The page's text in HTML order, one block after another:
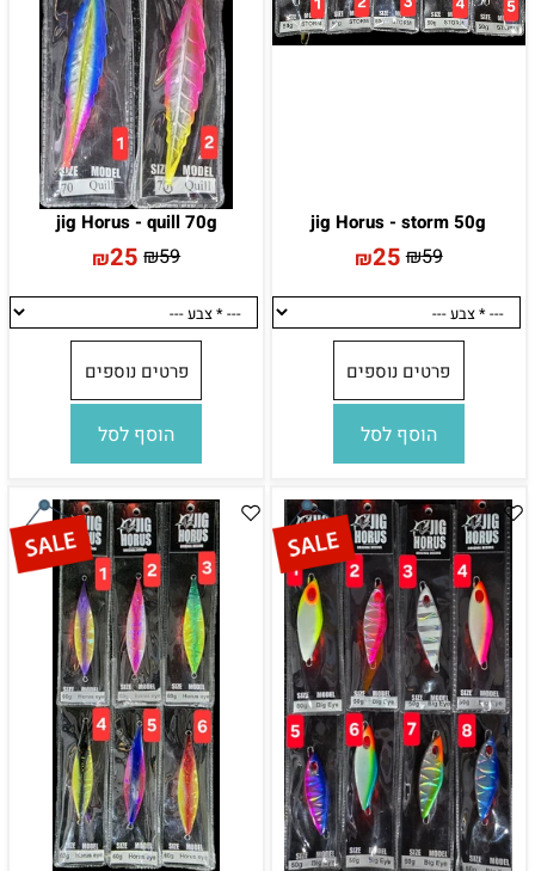
jig Horus - storm 50g
₪59
₪25
פרטים נוספים
הוסף לסל
jig Horus - quill 70g
₪59
₪25
פרטים נוספים
הוסף לסל